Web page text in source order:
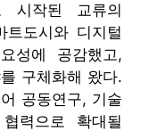
시작된 교류의
도시와 디지털
성에 공감했고,
구체화해 왔다.
공동연구, 기술
력으로 확대될